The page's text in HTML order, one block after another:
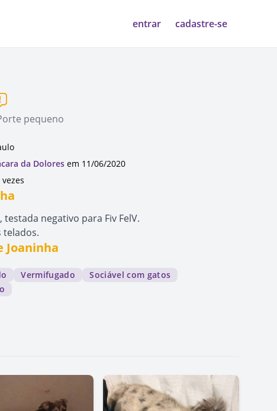
entrar cadastre-se
pequeno
da Dolores em 11/06/2020
testada negativo para Fiv FelV.
telados.
Joaninha
Vermifugado
Sociável com gatos